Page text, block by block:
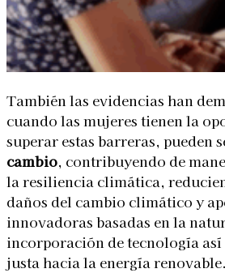
También las evidencias han
cuando las mujeres tienen la
superar estas barreras, pueden
cambio, contribuyendo de
la resiliencia climática,
daños del cambio climático y
innovadoras basadas en la
incorporación de tecnología
justa hacia la energía renovable.